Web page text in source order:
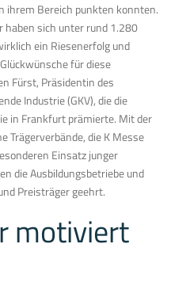
ihrem Bereich punkten konnten.
haben sich unter rund 1.280
ein Riesenerfolg und
für diese
Fürst, Präsidentin des
Industrie (GKV), die die
in Frankfurt prämierte. Mit der
Trägerverbände, die K Messe
Einsatz junger
die Ausbildungsbetriebe und
Preisträger geehrt.
motiviert